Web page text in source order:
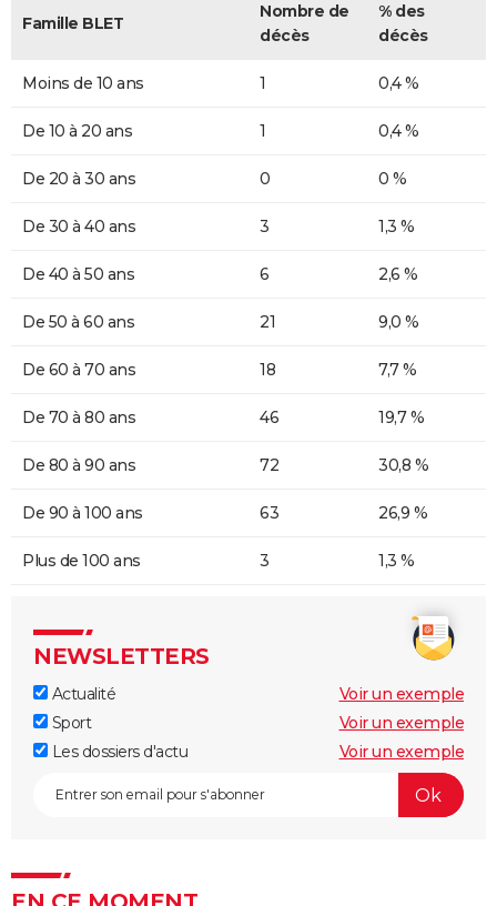
Famille BLET
Nombre de
décès
% des
décès
Moins de 10 ans 1 0,4 %
De 10 à 20 ans 1 0,4 %
De 20 à 30 ans 0 0 %
De 30 à 40 ans 3 1,3 %
De 40 à 50 ans 6 2,6 %
De 50 à 60 ans 21 9,0 %
De 60 à 70 ans 18 7,7 %
De 70 à 80 ans 46 19,7 %
De 80 à 90 ans 72 30,8 %
De 90 à 100 ans 63 26,9 %
Plus de 100 ans 3 1,3 %
NEWSLETTERS
Actualité
Voir un exemple
Sport
Voir un exemple
Les dossiers d'actu
Voir un exemple